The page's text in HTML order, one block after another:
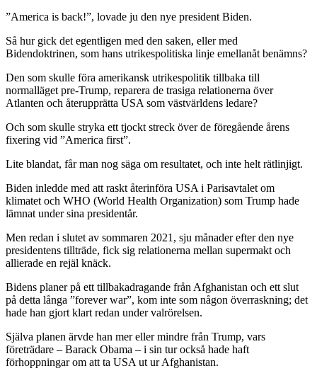
”America is back!”, lovade ju den nye president Biden.
Så hur gick det egentligen med den saken, eller med
Bidendoktrinen, som hans utrikespolitiska linje emellanåt benämns?
Den som skulle föra amerikansk utrikespolitik tillbaka till
normalläget pre-Trump, reparera de trasiga relationerna över
Atlanten och återupprätta USA som västvärldens ledare?
Och som skulle stryka ett tjockt streck över de föregående årens
fixering vid ”America first”.
Lite blandat, får man nog säga om resultatet, och inte helt rätlinjigt.
Biden inledde med att raskt återinföra USA i Parisavtalet om
klimatet och WHO (World Health Organization) som Trump hade
lämnat under sina presidentår.
Men redan i slutet av sommaren 2021, sju månader efter den nye
presidentens tillträde, fick sig relationerna mellan supermakt och
allierade en rejäl knäck.
Bidens planer på ett tillbakadragande från Afghanistan och ett slut
på detta långa ”forever war”, kom inte som någon överraskning; det
hade han gjort klart redan under valrörelsen.
Själva planen ärvde han mer eller mindre från Trump, vars
företrädare – Barack Obama – i sin tur också hade haft
förhoppningar om att ta USA ut ur Afghanistan.